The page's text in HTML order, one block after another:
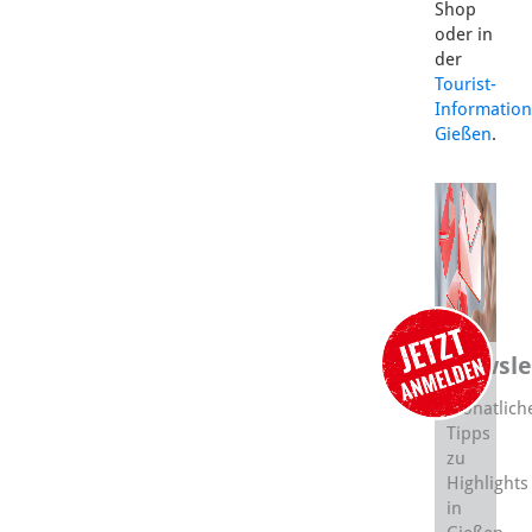
Shop
oder in
der
Tourist-
Information
Gießen.
Tipps
zu
Highlights
in